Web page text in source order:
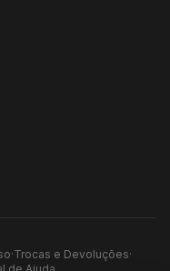
·Trocas e Devoluções·